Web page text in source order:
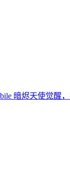
暗烬天使觉醒